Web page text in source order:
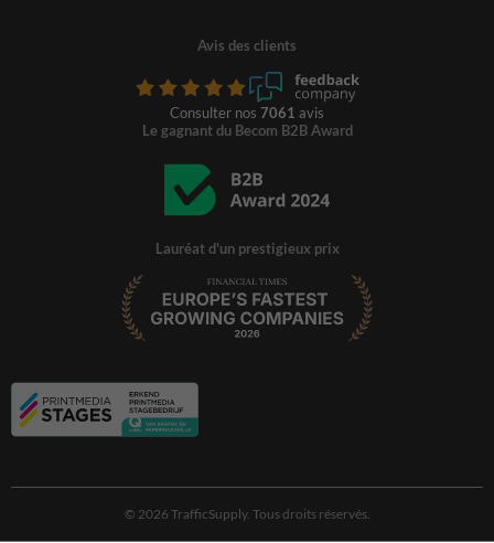
Avis des clients
Consulter nos 7061 avis
Le gagnant du Becom B2B Award
Lauréat d'un prestigieux prix
© 2026 TrafficSupply. Tous droits réservés.